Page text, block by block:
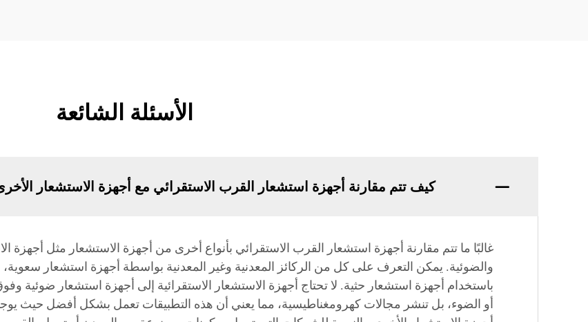
الأسئلة الشائعة
كيف تتم مقارنة أجهزة استشعار القرب الاستقرائي مع أجهزة الاستشعار
غالبًا ما تتم مقارنة أجهزة استشعار القرب الاستقرائي بأنواع أخرى من أجهزة الاستشعار مثل أجهزة
والضوئية. يمكن التعرف على كل من الركائز المعدنية وغير المعدنية بواسطة أجهزة استشعار
باستخدام أجهزة استشعار حثية. لا تحتاج أجهزة الاستشعار الاستقرائية إلى أجهزة استشعار ضوئية
أو الضوء، بل تنشر مجالات كهرومغناطيسية، مما يعني أن هذه التطبيقات تعمل بشكل أفضل حيث يوجد